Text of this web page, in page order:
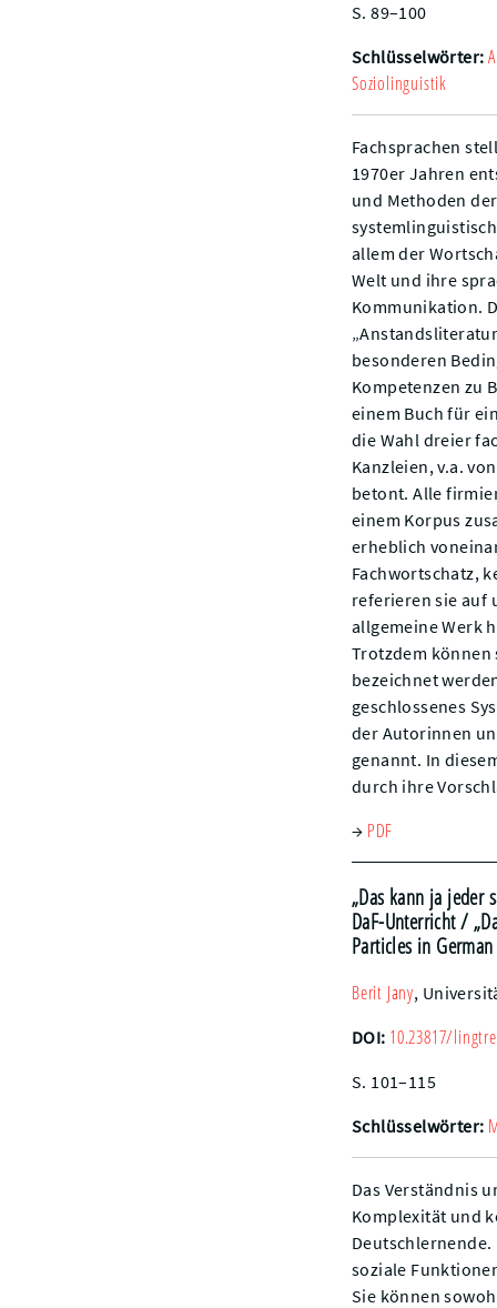
S. 89–100
Schlüsselwörter:
Soziolinguistik
Fachsprachen
1970er Jahren
und Methoden
allem der
Welt und ihre
Kommunikation.
besonderen
Kompetenzen zu
einem Buch für
die Wahl dreier
Kanzleien, v.a.
betont. Alle
einem Korpus
erheblich
Fachwortschatz,
referieren sie auf
allgemeine Werk
Trotzdem können
bezeichnet
geschlossenes
der Autorinnen
genannt. In
durch ihre
→ PDF
„Das kann ja jeder
DaF-Unterricht/
Particles in
Berit Jany,
DOI: 10.23817/
S. 101–115
Schlüsselwörter:
Das Verständnis
Komplexität und
soziale
Sie können